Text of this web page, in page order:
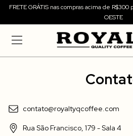
FRETE GRÁTIS nas compras acima de R$300
OESTE
contato@royaltyqcoffee.com
Rua São Francisco, 179 - Sala 4